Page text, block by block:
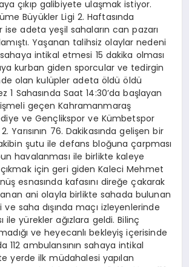
çıkıp galibiyete ulaşmak istiyor.
Büyükler Ligi 2. Haftasında
adeta yeşil sahaların can pazarı
Yaşanan talihsiz olaylar nedeni
intikal etmesi 15 dakika olması
kurban giden sporcular ve tedirgin
olan kulüpler adeta öldü öldü
1 Sahasında Saat 14:30’da başlayan
geçen Kahramanmaraş
ve Gençlikspor ve Kümbetspor
Yarısının 76. Dakikasında gelişen bir
şutu ile defans bloğuna çarpması
havalanması ile birlikte kaleye
için geri giden Kaleci Mehmet
esnasında kafasını direğe çakarak
ani olayla birlikte sahada bulunan
saha dışında maçı izleyenlerinde
ile yürekler ağızlara geldi. Bilinç
ve heyecanlı bekleyiş içerisinde
112 ambulansının sahaya intikal
yerde ilk müdahalesi yapılan